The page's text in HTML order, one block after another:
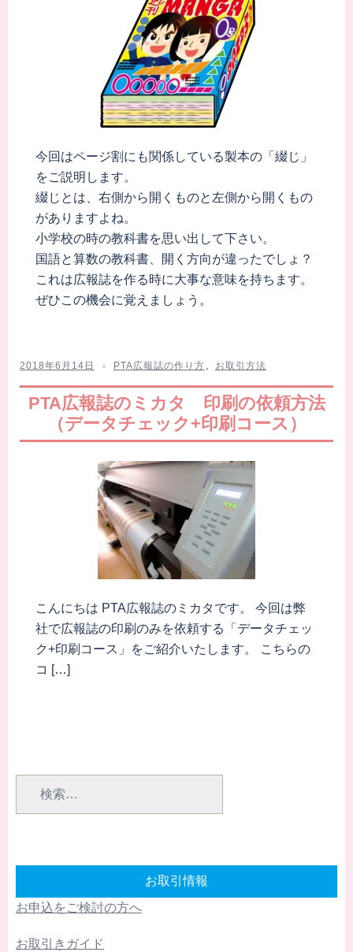
今回はページ割にも関係している製本の「綴じ」
をご説明します。
綴じとは、右側から開くものと左側から開くもの
がありますよね。
小学校の時の教科書を思い出して下さい。
国語と算数の教科書、開く方向が違ったでしょ？
これは広報誌を作る時に大事な意味を持ちます。
ぜひこの機会に覚えましょう。
2018年6月14日 PTA広報誌の作り方、 お取引方法
PTA広報誌のミカタ 印刷の依頼方法
（データチェック+印刷コース）
こんにちは PTA広報誌のミカタです。 今回は弊
社で広報誌の印刷のみを依頼する「データチェッ
ク+印刷コース」をご紹介いたします。 こちらの
コ […]
お取引情報
お申込をご検討の方へ
お取引きガイド